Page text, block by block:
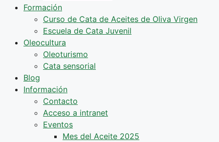
Formación
Curso de Cata de Aceites de Oliva Virgen
Escuela de Cata Juvenil
Oleocultura
Oleoturismo
Cata sensorial
Blog
Información
Contacto
Acceso a intranet
Eventos
Mes del Aceite 2025